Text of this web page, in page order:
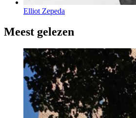
Elliot Zepeda
Meest gelezen